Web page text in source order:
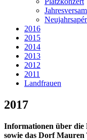
2016
2015
2014
2013
2012
2011
Landfrauen
2017
Informationen über
sowie das Dorf